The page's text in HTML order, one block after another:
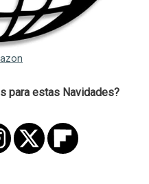
para estas Navidades?